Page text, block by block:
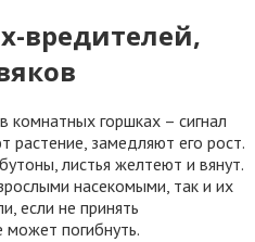
вредителей,
комнатных горшках – сигнал
растение, замедляют его рост.
листья желтеют и вянут.
насекомыми, так и их
если не принять
может погибнуть.